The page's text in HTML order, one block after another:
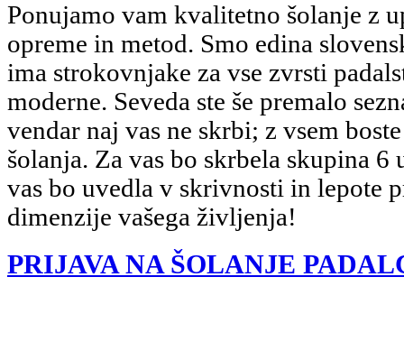
Ponujamo vam kvalitetno šolanje z
opreme in metod. Smo edina
ima strokovnjake za vse zvrsti
moderne. Seveda ste še premalo
vendar naj vas ne skrbi; z vsem
šolanja. Za vas bo skrbela skupina
vas bo uvedla v skrivnosti in lepote
dimenzije vašega življenja!
PRIJAVA NA ŠOLANJE